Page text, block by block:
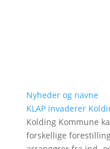
Nyheder og navne
KLAP invaderer
Kolding Kommune
forskellige